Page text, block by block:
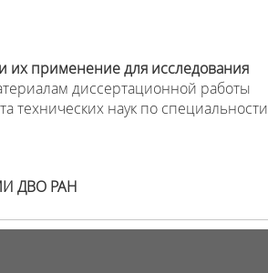
их применение для исследования
диссертационной работы
технических наук по специальности
ДВО РАН